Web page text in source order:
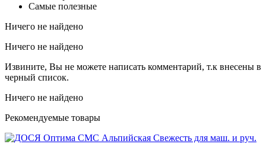
Самые полезные
Ничего не найдено
Ничего не найдено
Извините, Вы не можете написать комментарий, т.к внесены в
черный список.
Ничего не найдено
Рекомендуемые товары